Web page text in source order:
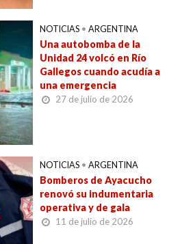
NOTICIAS • ARGENTINA
Una autobomba de la
Unidad 24 volcó en Río
Gallegos cuando acudía a
una emergencia
27 de julio de 2026
NOTICIAS • ARGENTINA
Bomberos de Ayacucho
renovó su indumentaria
operativa y de gala
11 de julio de 2026